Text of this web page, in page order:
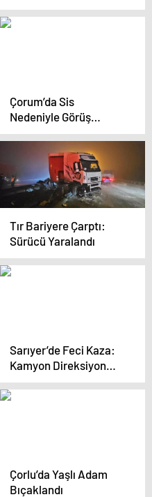
Çorum’da Sis
Nedeniyle Görüş
Mesafesi D düştü
Tır Bariyere Çarptı:
Sürücü Yaralandı
Sarıyer’de Feci Kaza:
Kamyon Direksiyon
Hakimiyetini Kaybetti
Çorlu’da Yaşlı Adam
Bıçaklandı